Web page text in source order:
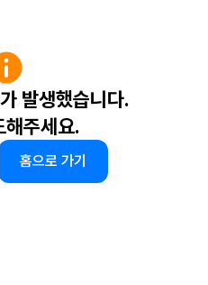
발생했습니다.
해주세요.
홈으로 가기